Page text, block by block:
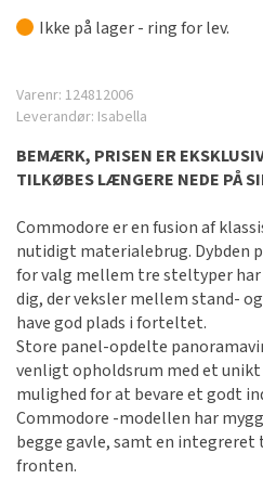
Ikke på lager - ring for lev.
Varenr: 124812006
Leverandør: Isabella
BEMÆRK, PRISEN ER
TILKØBES LÆNGERE NEDE PÅ
Commodore er en fusion af
nutidigt materialebrug. Dybden
for valg mellem tre steltyper
dig, der veksler mellem stand-
have god plads i forteltet.
Store panel-opdelte
venligt opholdsrum med et unikt
mulighed for at bevare et godt
Commodore -modellen har
begge gavle, samt en
fronten.